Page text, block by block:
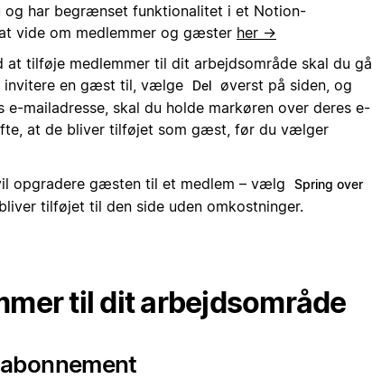
og har begrænset funktionalitet i et Notion-
vide om medlemmer og gæster her →
at tilføje medlemmer til dit arbejdsområde skal du gå
invitere en gæst til, vælge
Del øverst på siden, og
e-mailadresse, skal du holde markøren over deres e-
at de bliver tilføjet som gæst, før du vælger
opgradere gæsten til et medlem – vælg
Spring over
tilføjet til den side uden omkostninger.
til dit arbejdsområde